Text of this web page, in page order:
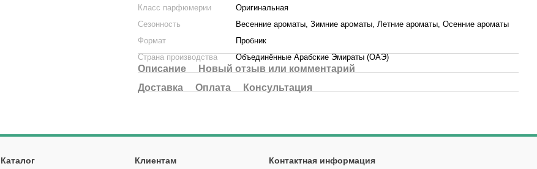
Класс парфюмерии
Оригинальная
Сезонность
Весенние ароматы, Зимние ароматы, Летние ароматы, Осенние ароматы
Формат
Пробник
Страна производства
Объединённые Арабские Эмираты (ОАЭ)
Описание
Новый отзыв или комментарий
Доставка
Оплата Консультация
Каталог Клиентам Контактная информация